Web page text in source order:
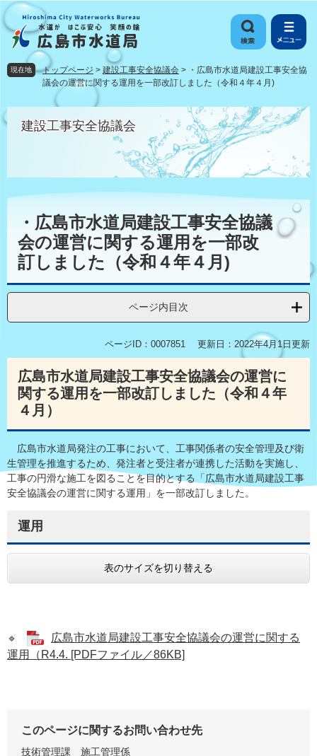
ペ
ー
先
。
メ
ニ
を
て
現在地 トップページ > 建設工事安全協議会 > ・広島市水道局建設工事安全協
議会の運営に関する運用を一部改訂しました（令和４年４月)
建設工事安全協議会
本
・広島市水道局建設工事安全協議
会の運営に関する運用を一部改
訂しました（令和４年４月)
ページ内目次
ページID：0007851 更新日：2022年4月1日更新
広島市水道局建設工事安全協議会の運営に
関する運用を一部改訂しました（令和４年
４月）
広島市水道局発注の工事において、工事関係者の安全管理及び衛
生管理を推進するため、発注者と受注者が連携した活動を実施し、
工事の円滑な施工を図ることを目的とする「広島市水道局建設工事
安全協議会の運営に関する運用」を一部改訂しました。
運用
表のサイズを切り替える
🔹
広島市水道局建設工事安全協議会の運営に関する
運用（R4.4. [PDFファイル／86KB]
このページに関するお問い合わせ先
技術管理課
施工管理係